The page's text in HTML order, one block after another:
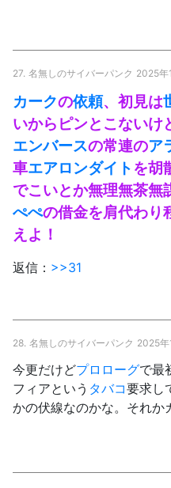
27. 名無しのサイバーパンク 2025
カークの依頼、初見は
いからピンとこないけ
エンバースの常連のア
車エアロンダイト を胡
でこいとか無理無茶無
ぺぺの借金を肩代わり
えよ！
返信： >>31
28. 名無しのサイバーパンク 2025
今更だけどプロローグで最
フィアという タバコ要求し
かの伏線なのかな。それか